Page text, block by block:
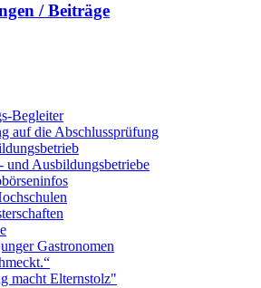
/ Beiträge
Begleiter
auf die Abschlussprüfung
und Ausbildungsbetriebe
Gastronomen
macht Elternstolz"